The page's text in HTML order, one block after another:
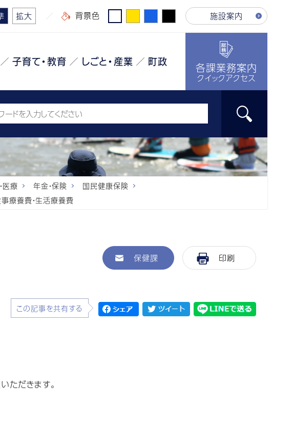
拡大 背景色 施設案内
子育て・教育 しごと・産業 町政 各課業務案内
クイックアクセス
医療 年金・保険
国民健康保険
療養費・生活療養費
保健課 印刷
この記事を共有する
ただきます。